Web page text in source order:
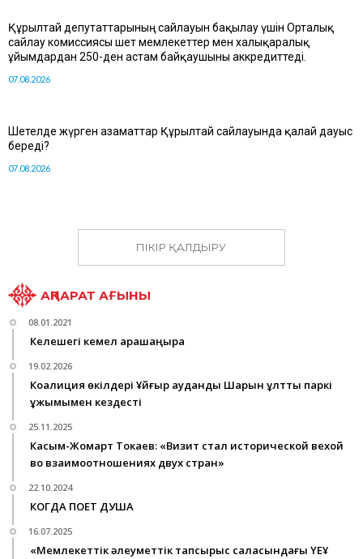
Құрылтай депутаттарының сайлауын бақылау үшін Орталық
сайлау комиссиясы шет мемлекеттер мен халықаралық
ұйымдардан 250-ден астам байқаушыны аккредиттеді.
07.08.2026
Шетелде жүрген азаматтар Құрылтай сайлауында қалай дауыс
береді?
07.08.2026
ПІКІР ҚАЛДЫРУ
АҚПАРАТ АҒЫНЫ
08.01.2021
Келешегі кемел қарашаңырақ
19.02.2026
Коалиция өкілдері Ұйғыр аудандық Шарын ұлттық паркі
ұжымымен кездесті
25.11.2025
Касым-Жомарт Токаев: «Визит стал исторической вехой
во взаимоотношениях двух стран»
22.10.2024
КОГДА ПОЕТ ДУША
16.07.2025
«Мемлекеттік әлеуметтік тапсырыс саласындағы ҮЕҰ